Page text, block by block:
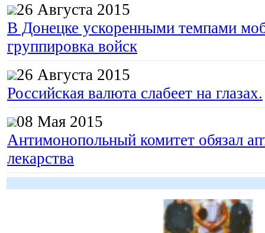
26 Августа 2015
В Донецке ускоренными темпами
группировка войск
26 Августа 2015
Российская валюта слабеет на глазах.
08 Мая 2015
Антимонопольный комитет обязал
лекарства